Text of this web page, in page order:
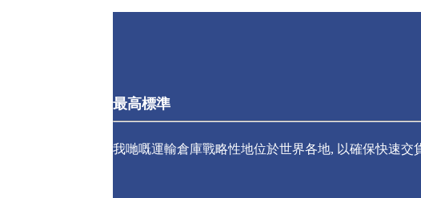
最高標準
我哋嘅運輸倉庫戰略性地位於世界各地, 以確保快速